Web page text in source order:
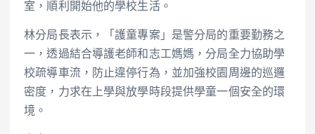
室，順利開始他的學校生活。
林分局長表示，「護童專案」是警分局的重要勤務之
一，透過結合導護老師和志工媽媽，分局全力協助學
校疏導車流，防止違停行為，並加強校園周邊的巡邏
密度，力求在上學與放學時段提供學童一個安全的環
境。